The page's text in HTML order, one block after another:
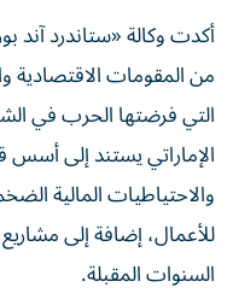
أكدت وكالة «ستاندرد آند
من المقومات الاقتصادية
التي فرضتها الحرب في
الإماراتي يستند إلى أسس
والاحتياطيات المالية
للأعمال، إضافة إلى
السنوات المقبلة.